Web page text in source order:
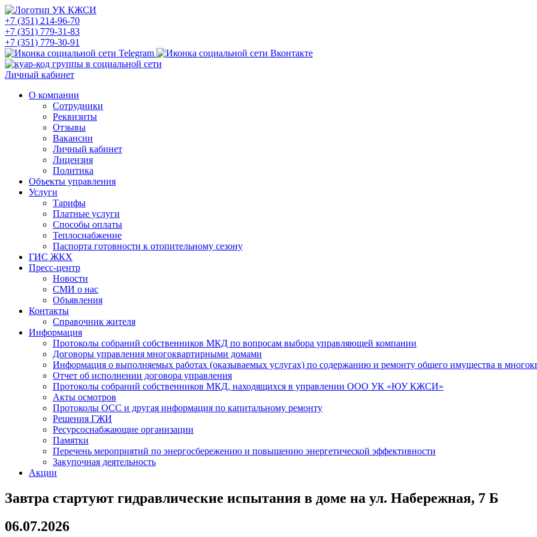
+7 (351) 214-96-70
+7 (351) 779-31-83
+7 (351) 779-30-91
Личный кабинет
О компании
Сотрудники
Реквизиты
Отзывы
Вакансии
Личный кабинет
Лицензия
Политика
Объекты управления
Услуги
Тарифы
Платные услуги
Способы оплаты
Теплоснабжение
Паспорта готовности к отопительному сезону
ГИС ЖКХ
Пресс-центр
Новости
СМИ о нас
Объявления
Контакты
Справочник жителя
Информация
Протоколы собраний собственников МКД по вопросам выбора управляющей компании
Договоры управления многоквартирными домами
Информация о выполняемых работах (оказываемых услугах) по содержанию и ремонту общего имущества в
Отчет об исполнении договора управления
Протоколы собраний собственников МКД, находящихся в управлении ООО УК «ЮУ КЖСИ»
Акты осмотров
Протоколы ОСС и другая информация по капитальному ремонту
Решения ГЖИ
Ресурсоснабжающие организации
Памятки
Перечень мероприятий по энергосбережению и повышению энергетической эффективности
Закупочная деятельность
Акции
Завтра стартуют гидравлические испытания в доме на ул. Набережная, 7 Б
06.07.2026